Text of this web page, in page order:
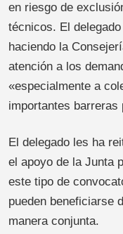
en riesgo de
técnicos. El
haciendo la
atención a los
«especialmente a
importantes barreras
El delegado les ha
el apoyo de la Junta
este tipo de
pueden beneficiarse
manera conjunta.